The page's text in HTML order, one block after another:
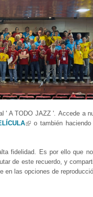
' A TODO JAZZ '. Accede a
(link is external)
o también
fidelidad. Es por ello que
de este recuerdo, y
en las opciones de